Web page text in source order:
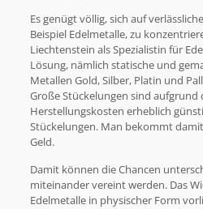
Es genügt völlig, sich auf
Beispiel Edelmetalle, zu
Liechtenstein als Spezialistin für
Lösung, nämlich statische und
Metallen Gold, Silber, Platin und
Große Stückelungen sind aufgrund
Herstellungskosten erheblich
Stückelungen. Man bekommt
Geld.
Damit können die Chancen
miteinander vereint werden. Das
Edelmetalle in physischer Form